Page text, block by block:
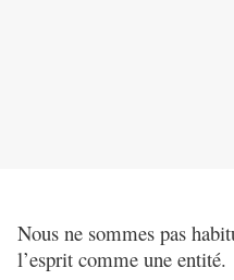
Nous ne sommes pas
l’esprit comme une entité.